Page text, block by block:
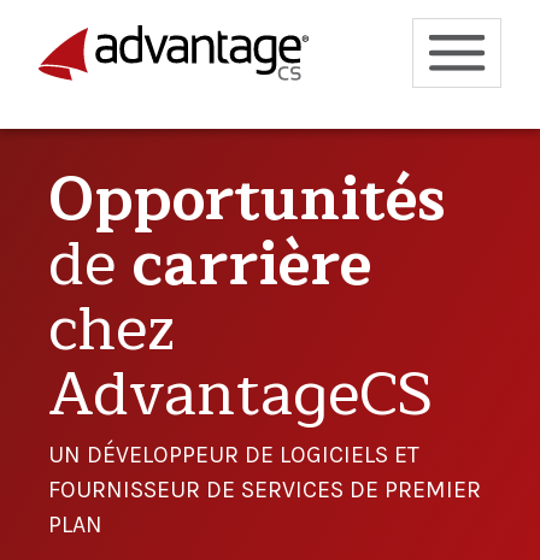
Opportunités
decarrière
chez
AdvantageCS
UN DÉVELOPPEUR DE LOGICIELS ET
FOURNISSEUR DE SERVICES DE PREMIER
PLAN